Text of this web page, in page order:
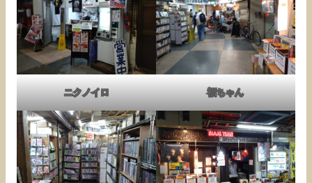
ニクノイロ 福ちゃん